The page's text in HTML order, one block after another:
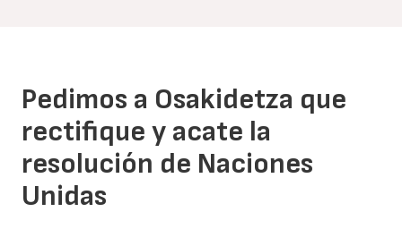
Pedimos a Osakidetza que
rectifique y acate la
resolución de Naciones
Unidas